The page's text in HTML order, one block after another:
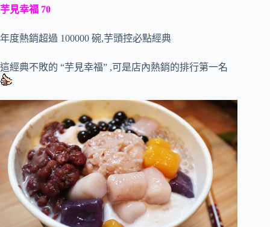
芋見幸福 70
年度熱銷超過 100000 碗,芋頭控必點經典
這經典不敗的 “芋見幸福” ,可是店內熱銷的排行第一名